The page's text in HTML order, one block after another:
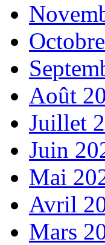
Août
Juillet
Juin
Mai
Avril
Mars